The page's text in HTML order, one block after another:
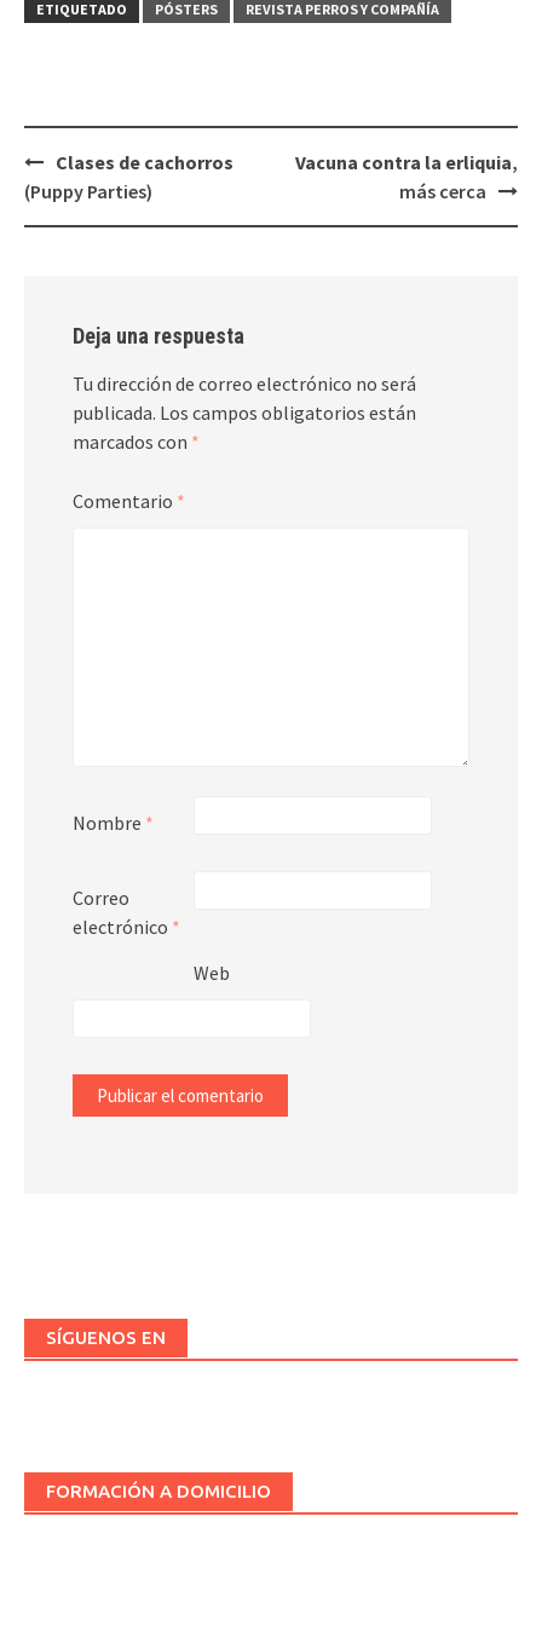
ETIQUETADO PÓSTERS REVISTA PERROS Y COMPAÑÍA
Navegación
de
entradas
Clases de cachorros
(Puppy Parties)
Vacuna contra la erliquia,
más cerca
Deja una respuesta
Tu dirección de correo electrónico no será
publicada. Los campos obligatorios están
marcados con *
Comentario *
Nombre *
Correo
electrónico *
Web
SÍGUENOS EN
FORMACIÓN A DOMICILIO